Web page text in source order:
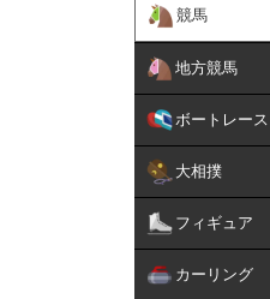
競馬
地方競馬
ボートレース
大相撲
フィギュア
カーリング